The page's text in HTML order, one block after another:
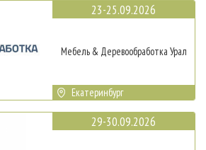
23-25.09.2026
Мебель & Деревообработка Урал
Екатеринбург
29-30.09.2026